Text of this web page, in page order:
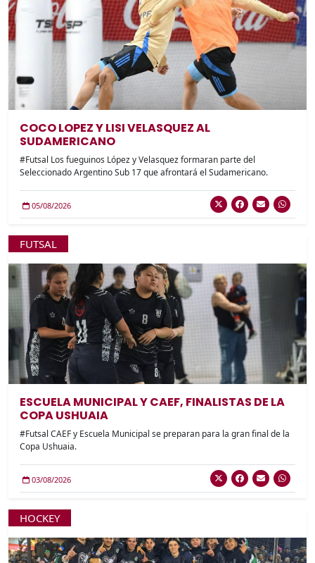
COCO LOPEZ Y LISI VELASQUEZ AL
SUDAMERICANO
#Futsal Los fueguinos López y Velasquez formaran parte del
Seleccionado Argentino Sub 17 que afrontará el Sudamericano.
05/08/2026
FUTSAL
ESCUELA MUNICIPAL Y CAEF, FINALISTAS DE LA
COPA USHUAIA
#Futsal CAEF y Escuela Municipal se preparan para la gran final de la
Copa Ushuaia.
03/08/2026
HOCKEY